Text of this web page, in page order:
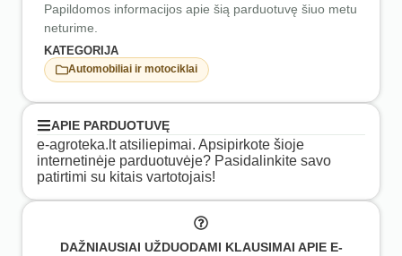
Papildomos informacijos apie šią parduotuvę šiuo metu
neturime.
KATEGORIJA
Automobiliai ir motociklai
APIE PARDUOTUVĘ
e-agroteka.lt atsiliepimai. Apsipirkote šioje
internetinėje parduotuvėje? Pasidalinkite savo
patirtimi su kitais vartotojais!
DAŽNIAUSIAI UŽDUODAMI KLAUSIMAI APIE E-